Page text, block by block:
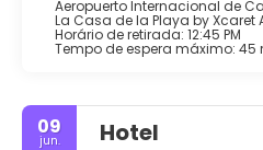
Aeropuerto Internacional de
La Casa de la Playa by Xcaret
Horário de retirada: 12:45 PM
Tempo de espera máximo: 45
09
jun. Hotel